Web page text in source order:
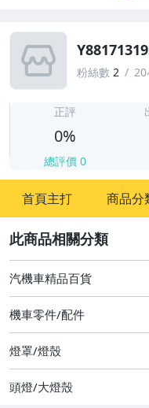
粉絲數 2 20
正評
0%
總評價 0
首頁主打 商品分
圖書/影音/文具
古董、藝術與礦石
手機、配件與通訊
美容保養與彩妝
汽機車精品百貨
機車零件/配件
燈罩/燈殼
頭燈/大燈殼